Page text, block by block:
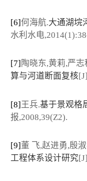
[6]何海航.大通湖垸
水利水电
[7] 陶晓东,黄莉,严志
算与河道断面复核
[8]王兵.基于景观格
报,2008,39(Z2).
[9] 董 飞,赵进勇,殷
工程体系设计研究